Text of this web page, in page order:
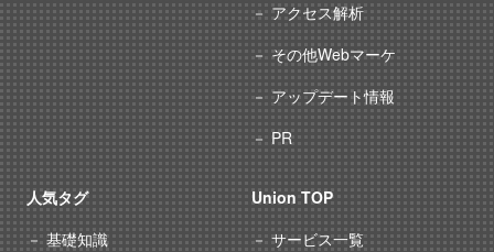
アクセス解析
その他Webマーケ
アップデート情報
PR
人気タグ
基礎知識
Union TOP
サービス一覧